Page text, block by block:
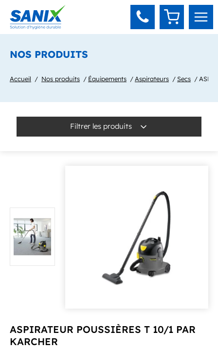
Panneau de gestion des cookies
NOS PRODUITS
Accueil Nos produits Équipements Aspirateurs Secs
Filtrer les produits
ASPIRATEUR POUSSIÈRES T 10/1 PAR
KARCHER